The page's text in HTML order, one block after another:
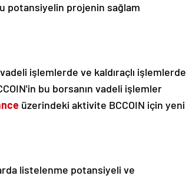
potansiyelin projenin sağlam
işlemlerde ve kaldıraçlı işlemlerde
bu borsanın vadeli işlemler
üzerindeki aktivite BCCOIN için yeni
listelenme potansiyeli ve